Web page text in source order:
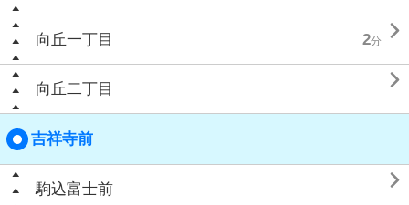
向丘一丁目 2分 
向丘二丁目 
吉祥寺前
駒込富士前 